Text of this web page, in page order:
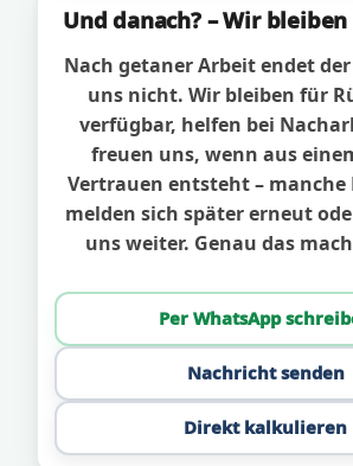
Und danach? – Wir
Nach getaner Arbeit endet
uns nicht. Wir bleiben für
verfügbar, helfen bei
freuen uns, wenn aus
Vertrauen entsteht –
melden sich später erneut
uns weiter. Genau das
Per WhatsApp
Nachricht senden
Direkt kalkulieren